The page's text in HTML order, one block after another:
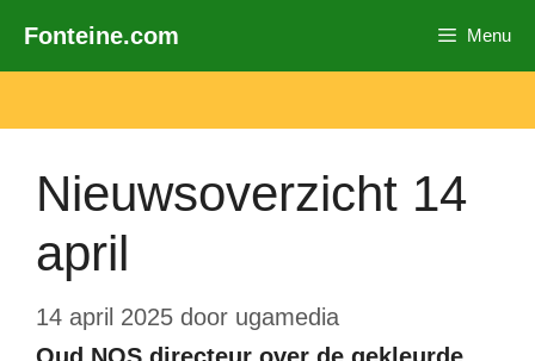
naar
inhoud
Fonteine.com Menu
Nieuwsoverzicht 14
april
14 april 2025 door ugamedia